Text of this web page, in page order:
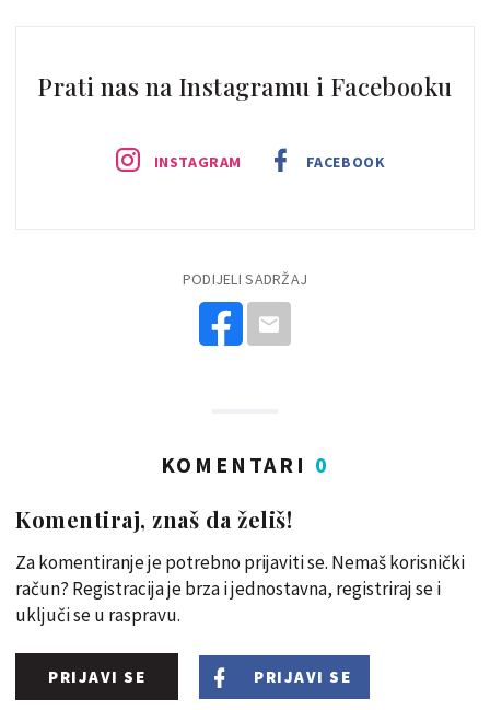
Prati nas na Instagramu i Facebooku
INSTAGRAM FACEBOOK
PODIJELI SADRŽAJ
KOMENTARI 0
Komentiraj, znaš da želiš!
Za komentiranje je potrebno prijaviti se. Nemaš korisnički
račun? Registracija je brza i jednostavna, registriraj se i
uključi se u raspravu.
PRIJAVI SE PRIJAVI SE